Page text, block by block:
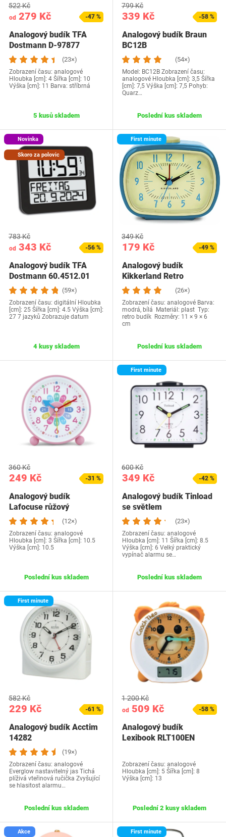
od 279 Kč
522 Kč
-47 %
Analogový budík TFA
Dostmann D-97877
(23×)
Zobrazení času: analogové
Hloubka [cm]: 4 Šířka [cm]: 10
Výška [cm]: 11 Barva: stříbrná
5 kusů skladem
339 Kč
799 Kč
-58 %
Analogový budík Braun
BC12B
(54×)
Model: BC12B Zobrazení času:
analogové Hloubka [cm]: 3,5 Šířka
[cm]: 7,5 Výška [cm]: 7,5 Pohyb:
Quarz…
Poslední kus skladem
Novinka
Skoro za polovic
od 343 Kč
783 Kč
-56 %
Analogový budík TFA
Dostmann 60.4512.01
(59×)
Zobrazení času: digitální Hloubka
[cm]: 25 Šířka [cm]: 4.5 Výška [cm]:
27 7 jazyků Zobrazuje datum
4 kusy skladem
First minute
179 Kč
349 Kč
-49 %
Analogový budík
Kikkerland Retro
(26×)
Zobrazení času: analogové Barva:
modrá, bílá Materiál: plast Typ:
retro budík Rozměry: 11 × 9 × 6
cm
Poslední kus skladem
249 Kč
360 Kč
-31 %
Analogový budík
Lafocuse růžový
(12×)
Zobrazení času: analogové
Hloubka [cm]: 3 Šířka [cm]: 10.5
Výška [cm]: 10.5
Poslední kus skladem
First minute
349 Kč
600 Kč
-42 %
Analogový budík Tinload
se světlem
(23×)
Zobrazení času: analogové
Hloubka [cm]: 11 Šířka [cm]: 8.5
Výška [cm]: 6 Velký praktický
vypínač alarmu se…
Poslední kus skladem
First minute
229 Kč
582 Kč
-61 %
Analogový budík Acctim
14282
(19×)
Zobrazení času: analogové
Everglow nastavitelný jas Tichá
plíživá vteřinová ručička Zvyšující
se hlasitost alarmu…
Poslední kus skladem
od 509 Kč
1 200 Kč
-58 %
Analogový budík
Lexibook RLT100EN
Zobrazení času: analogové
Hloubka [cm]: 5 Šířka [cm]: 8
Výška [cm]: 13
Poslední 2 kusy skladem
Akce First minute